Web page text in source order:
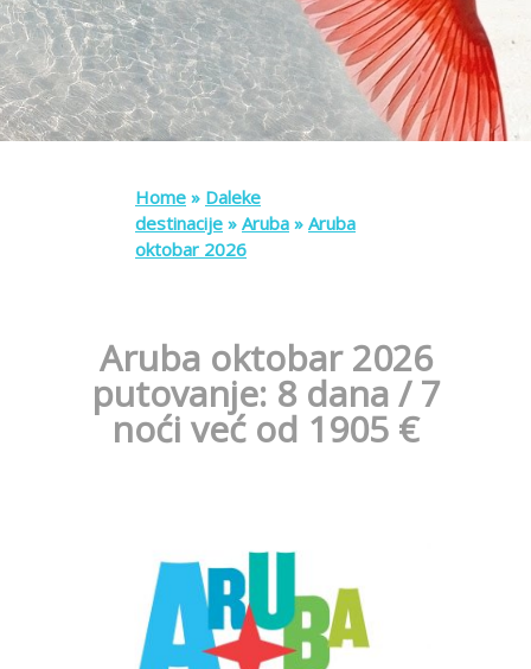
Home » Daleke
destinacije » Aruba » Aruba
oktobar 2026
Aruba oktobar2026
putovanje: 8 dana / 7
noći već od 1905 €